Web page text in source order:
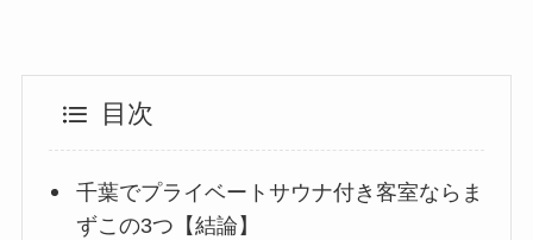
目次
千葉でプライベートサウナ付き客室ならま
ずこの3つ【結論】